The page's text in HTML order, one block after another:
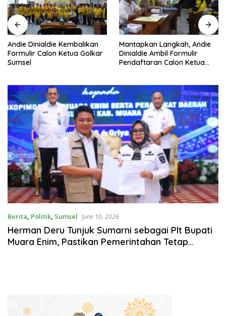
Andie Dinialdie Kembalikan
Formulir Calon Ketua Golkar
Sumsel
Mantapkan Langkah, Andie
Dinialdie Ambil Formulir
Pendaftaran Calon Ketua
Berita, Politik, Sumsel June 10, 2026
Herman Deru Tunjuk Sumarni sebagai Plt Bupati
Muara Enim, Pastikan Pemerintahan Tetap